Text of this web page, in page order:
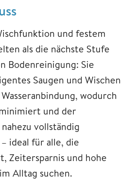
und festem
als die nächste Stufe
Bodenreinigung: Sie
Saugen und Wischen
wodurch
und der
vollständig
ideal für alle, die
Zeitersparnis und hohe
Alltag suchen.